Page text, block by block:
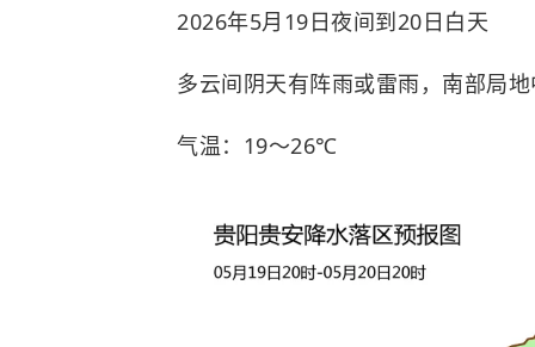
2026年5月19日夜间到20日白天
多云间阴天有阵雨或雷雨，南部局
气温：19～26℃